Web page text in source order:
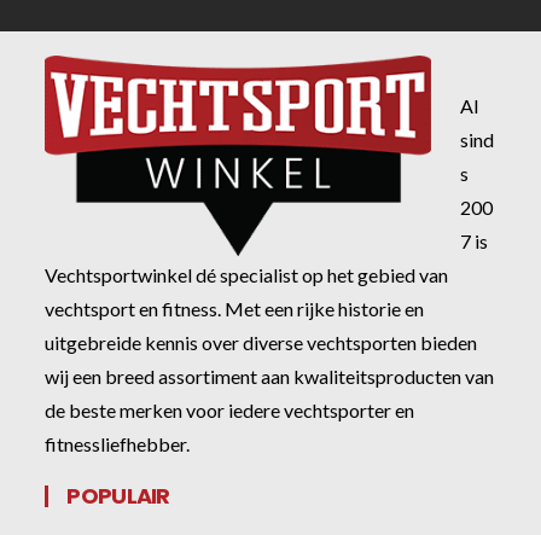
Al
sind
s
200
7 is
Vechtsportwinkel dé specialist op het gebied van
vechtsport en fitness. Met een rijke historie en
uitgebreide kennis over diverse vechtsporten bieden
wij een breed assortiment aan kwaliteitsproducten van
de beste merken voor iedere vechtsporter en
fitnessliefhebber.
POPULAIR